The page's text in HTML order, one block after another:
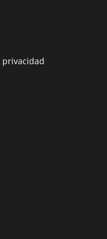
privacidad